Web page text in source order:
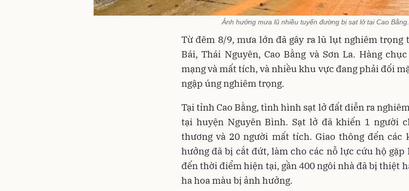
Ảnh hưởng mưa lũ nhiều tuyến đường bị sạt lở tại Cao Bằng.
Từ đêm 8/9, mưa lớn đã gây ra lũ lụt nghiêm trọng
Bái, Thái Nguyên, Cao Bằng và Sơn La. Hàng
mạng và mất tích, và nhiều khu vực đang phải đối
ngập úng nghiêm trọng.
Tại tỉnh Cao Bằng, tình hình sạt lở đất diễn ra
tại huyện Nguyên Bình. Sạt lở đã khiến 1 người
thương và 20 người mất tích. Giao thông đến các
hưởng đã bị cắt đứt, làm cho các nỗ lực cứu hộ gặp
đến thời điểm hiện tại, gần 400 ngôi nhà đã bị thiệt
ha hoa màu bị ảnh hưởng.